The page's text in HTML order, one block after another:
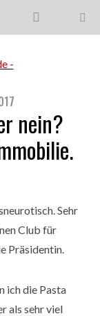
nein?
Sehr
Club für
Präsidentin.
ich die Pasta
als sehr viel